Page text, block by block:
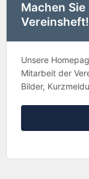
Machen
Vereinsheft!
Unsere
Mitarbeit der
Bilder,